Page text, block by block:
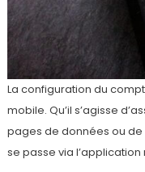
La configuration du
mobile. Qu’il s’agisse
pages de données ou
se passe via l’application